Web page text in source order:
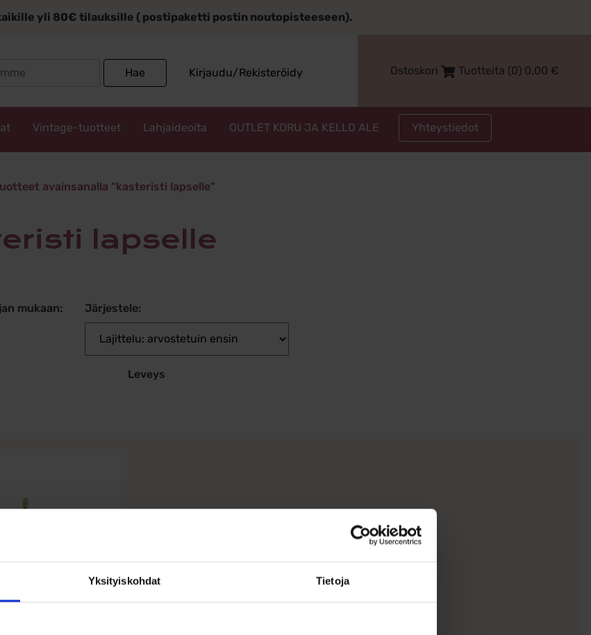
Yksityiskohdat Tietoja
yli 80€ tilauksille ( postipaketti postin noutopisteeseen).
Hae Kirjaudu/Rekisteröidy Ostoskori Tuotteita (0) 0,00 €
Vintage-tuotteet Lahjaideoita OUTLET KORU JA KELLO ALE Yhteystiedot
lapselle
avainsanalla “kasteristi lapselle”
lapselle
mukaan: Järjestele:
Leveys